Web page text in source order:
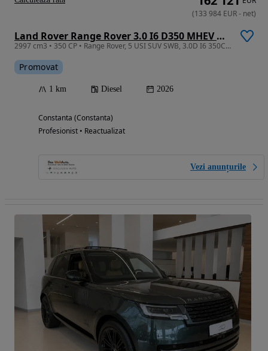
Land Rover Range Rover 3.0 I6 D350 MHEV Autobiography
2997 cm3 • 350 CP • Range Rover, 5 USI SUV SWB, 3.0D I6 350CP AWD Auto MHEV, Autobiography
Promovat
1 km Diesel 2026
Constanta (Constanta)
Profesionist • Reactualizat
Vezi anunțurile
(133 984 EUR- net)